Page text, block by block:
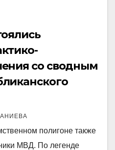
со сводным
полигоне также
МВД. По легенде